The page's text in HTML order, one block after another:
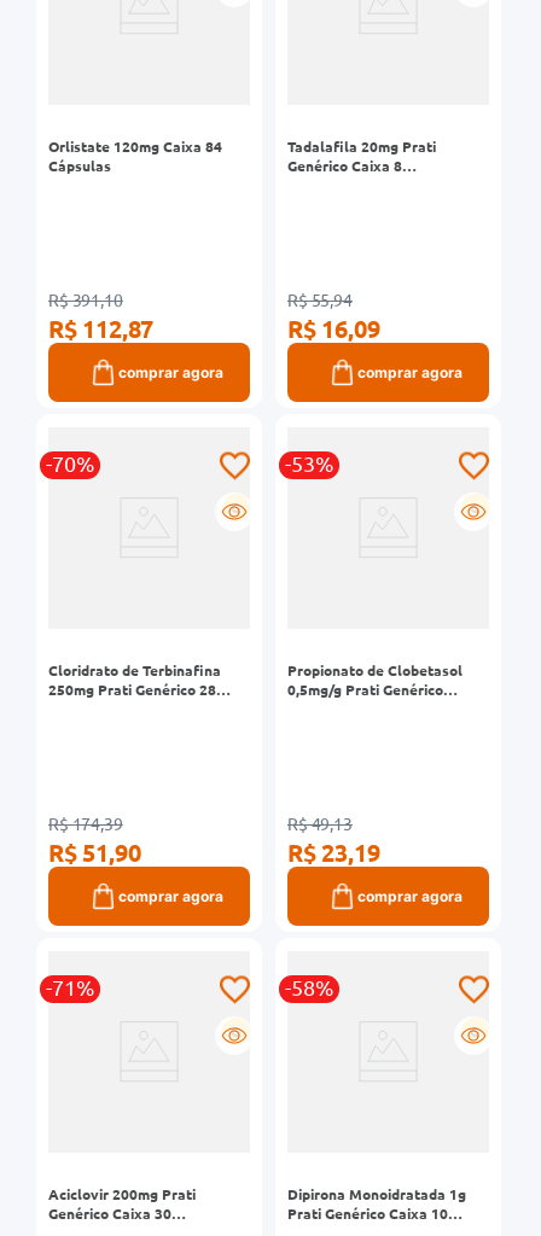
Orlistate 120mg Caixa 84
Cápsulas
R$ 391,10
R$ 112,87
comprar agora
Tadalafila 20mg Prati
Genérico Caixa 8
R$ 55,94
R$ 16,09
comprar agora
-70%
G
Cloridrato de Terbinafina
250mg Prati Genérico 28
R$ 174,39
R$ 51,90
comprar agora
-53%
G
Propionato de Clobetasol
0,5mg/g Prati Genérico
R$ 49,13
R$ 23,19
comprar agora
-71%
G
Aciclovir 200mg Prati
Genérico Caixa 30
-58%
G
Dipirona Monoidratada 1g
Prati Genérico Caixa 10